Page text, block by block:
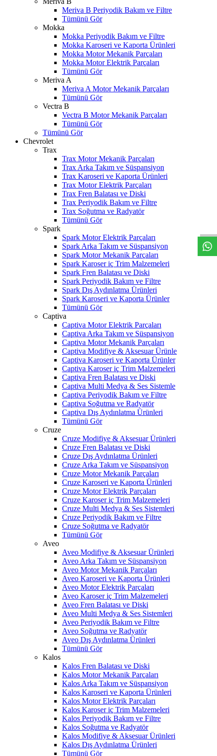
Meriva B Periyodik Bakım ve Filtre
Tümünü Gör
Mokka
Mokka Periyodik Bakım ve Filtre
Mokka Karoseri ve Kaporta Ürünleri
Mokka Motor Mekanik Parçaları
Mokka Motor Elektrik Parçaları
Tümünü Gör
Meriva A
Meriva A Motor Mekanik Parçaları
Tümünü Gör
Vectra B
Vectra B Motor Mekanik Parçaları
Tümünü Gör
Tümünü Gör
Chevrolet
Trax
Trax Motor Mekanik Parçaları
Trax Arka Takım ve Süspansiyon
Trax Karoseri ve Kaporta Ürünleri
Trax Motor Elektrik Parçaları
Trax Fren Balatası ve Diski
Trax Periyodik Bakım ve Filtre
Trax Soğutma ve Radyatör
Tümünü Gör
Spark
Spark Motor Elektrik Parçaları
Spark Arka Takım ve Süspansiyon
Spark Motor Mekanik Parçaları
Spark Karoser iç Trim Malzemeleri
Spark Fren Balatası ve Diski
Spark Periyodik Bakım ve Filtre
Spark Dış Aydınlatma Ürünleri
Spark Karoseri ve Kaporta Ürünler
Tümünü Gör
Captiva
Captiva Motor Elektrik Parçaları
Captiva Arka Takım ve Süspansiyon
Captiva Motor Mekanik Parçaları
Captiva Modifiye & Aksesuar Ürünle
Captiva Karoseri ve Kaporta Ürünler
Captiva Karoser iç Trim Malzemeleri
Captiva Fren Balatası ve Diski
Captiva Multi Medya & Ses Sistemle
Captiva Periyodik Bakım ve Filtre
Captiva Soğutma ve Radyatör
Captiva Dış Aydınlatma Ürünleri
Tümünü Gör
Cruze
Cruze Modifiye & Aksesuar Ürünleri
Cruze Fren Balatası ve Diski
Cruze Dış Aydınlatma Ürünleri
Cruze Arka Takım ve Süspansiyon
Cruze Motor Mekanik Parçaları
Cruze Karoseri ve Kaporta Ürünleri
Cruze Motor Elektrik Parçaları
Cruze Karoser iç Trim Malzemeleri
Cruze Multi Medya & Ses Sistemleri
Cruze Periyodik Bakım ve Filtre
Cruze Soğutma ve Radyatör
Tümünü Gör
Aveo
Aveo Modifiye & Aksesuar Ürünleri
Aveo Arka Takım ve Süspansiyon
Aveo Motor Mekanik Parçaları
Aveo Karoseri ve Kaporta Ürünleri
Aveo Motor Elektrik Parçaları
Aveo Karoser iç Trim Malzemeleri
Aveo Fren Balatası ve Diski
Aveo Multi Medya & Ses Sistemleri
Aveo Periyodik Bakım ve Filtre
Aveo Soğutma ve Radyatör
Aveo Dış Aydınlatma Ürünleri
Tümünü Gör
Kalos
Kalos Fren Balatası ve Diski
Kalos Motor Mekanik Parçaları
Kalos Arka Takım ve Süspansiyon
Kalos Karoseri ve Kaporta Ürünleri
Kalos Motor Elektrik Parçaları
Kalos Karoser iç Trim Malzemeleri
Kalos Periyodik Bakım ve Filtre
Kalos Soğutma ve Radyatör
Kalos Modifiye & Aksesuar Ürünleri
Kalos Dış Aydınlatma Ürünleri
Tümünü Gör